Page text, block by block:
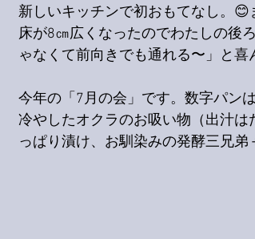
新しいキッチンで初おもてなし。
床が8㎝広くなったのでわたしの後
ゃなくて前向きでも通れる〜」と喜
今年の「7月の会」です。数字パン
冷やしたオクラのお吸い物（出汁
っぱり漬け、お馴染みの発酵三兄弟